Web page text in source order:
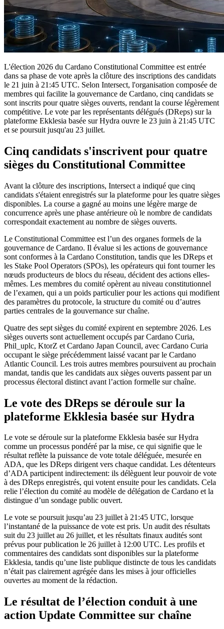
L'élection 2026 du Cardano Constitutional Committee est entrée
dans sa phase de vote après la clôture des inscriptions des candidats
le 21 juin à 21:45 UTC. Selon Intersect, l'organisation composée de
membres qui facilite la gouvernance de Cardano, cinq candidats se
sont inscrits pour quatre sièges ouverts, rendant la course légèrement
compétitive. Le vote par les représentants délégués (DReps) sur la
plateforme Ekklesia basée sur Hydra ouvre le 23 juin à 21:45 UTC
et se poursuit jusqu'au 23 juillet.
Cinq candidats s'inscrivent pour quatre
sièges du Constitutional Committee
Avant la clôture des inscriptions, Intersect a indiqué que cinq
candidats s'étaient enregistrés sur la plateforme pour les quatre sièges
disponibles. La course a gagné au moins une légère marge de
concurrence après une phase antérieure où le nombre de candidats
correspondait exactement au nombre de sièges ouverts.
Le Constitutional Committee est l’un des organes formels de la
gouvernance de Cardano. Il évalue si les actions de gouvernance
sont conformes à la Cardano Constitution, tandis que les DReps et
les Stake Pool Operators (SPOs), les opérateurs qui font tourner les
nœuds producteurs de blocs du réseau, décident des actions elles-
mêmes. Les membres du comité opèrent au niveau constitutionnel
de l’examen, qui a un poids particulier pour les actions qui modifient
des paramètres du protocole, la structure du comité ou d’autres
parties centrales de la gouvernance sur chaîne.
Quatre des sept sièges du comité expirent en septembre 2026. Les
sièges ouverts sont actuellement occupés par Cardano Curia,
Phil_uplc, KtorZ et Cardano Japan Council, avec Cardano Curia
occupant le siège précédemment laissé vacant par le Cardano
Atlantic Council. Les trois autres membres poursuivent au prochain
mandat, tandis que les candidats aux sièges ouverts passent par un
processus électoral distinct avant l’action formelle sur chaîne.
Le vote des DReps se déroule sur la
plateforme Ekklesia basée sur Hydra
Le vote se déroule sur la plateforme Ekklesia basée sur Hydra
comme un processus pondéré par la mise, ce qui signifie que le
résultat reflète la puissance de vote totale déléguée, mesurée en
ADA, que les DReps dirigent vers chaque candidat. Les détenteurs
d’ADA participent indirectement: ils délèguent leur pouvoir de vote
à des DReps enregistrés, qui votent ensuite pour les candidats. Cela
relie l’élection du comité au modèle de délégation de Cardano et la
distingue d’un sondage public ouvert.
Le vote se poursuit jusqu’au 23 juillet à 21:45 UTC, lorsque
l’instantané de la puissance de vote est pris. Un audit des résultats
suit du 23 juillet au 26 juillet, et les résultats finaux audités sont
prévus pour publication le 26 juillet à 12:00 UTC. Les profils et
commentaires des candidats sont disponibles sur la plateforme
Ekklesia, tandis qu’une liste publique distincte de tous les candidats
n’était pas clairement agrégée dans les mises à jour officielles
ouvertes au moment de la rédaction.
Le résultat de l’élection conduit à une
action Update Committee sur chaîne